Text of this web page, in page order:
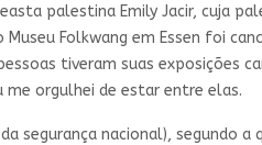
palestina Emily Jacir, cuja
Folkwang em Essen foi
tiveram suas exposições
me orgulhei de estar entre elas.
segurança nacional), segundo a